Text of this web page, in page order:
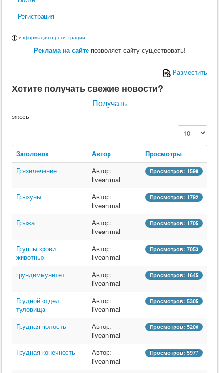
Регистрация
информация о регистрации
Реклама на сайтепозволяет сайту существовать!
Разместить
Хотите получать свежие новости?
Получать
зжесь
Кол-во строк:
Заголовок Автор
Просмотры
Грязелечение
Автор:
liveanimal
Просмотров: 1598
Грызуны
Автор:
liveanimal
Просмотров: 1792
Грыжа
Автор:
liveanimal
Просмотров: 1705
Группы крови
животных
Автор:
liveanimal
Просмотров: 7053
грундиммунитет
Автор:
liveanimal
Просмотров: 1645
Грудной отдел
туловища
Автор:
liveanimal
Просмотров: 5305
Грудная полость
Автор:
liveanimal
Просмотров: 5206
Грудная конечность
Автор:
liveanimal
Просмотров: 5977